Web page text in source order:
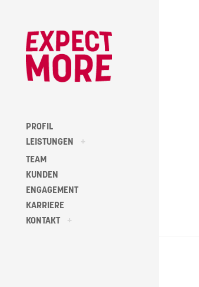
content
PROFIL
LEISTUNGEN
toggle
+
TEAM
KUNDEN
ENGAGEMENT
KARRIERE
KONTAKT
toggle
+